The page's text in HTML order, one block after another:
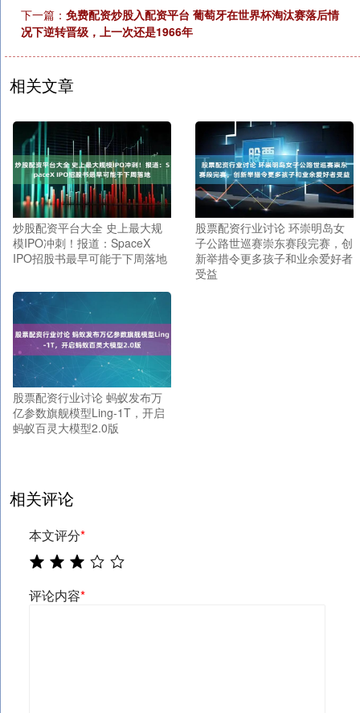
下一篇： 免费配资炒股入配资平台 葡萄牙在世界杯淘汰赛落后情
况下逆转晋级，上一次还是1966年
相关文章
炒股配资平台大全 史上最大规
模IPO冲刺！报道：SpaceX
IPO招股书最早可能于下周落地
股票配资行业讨论 环崇明岛女
子公路世巡赛崇东赛段完赛，创
新举措令更多孩子和业余爱好者
受益
股票配资行业讨论 蚂蚁发布万
亿参数旗舰模型Ling-1T，开启
蚂蚁百灵大模型2.0版
相关评论
本文评分*
评论内容*